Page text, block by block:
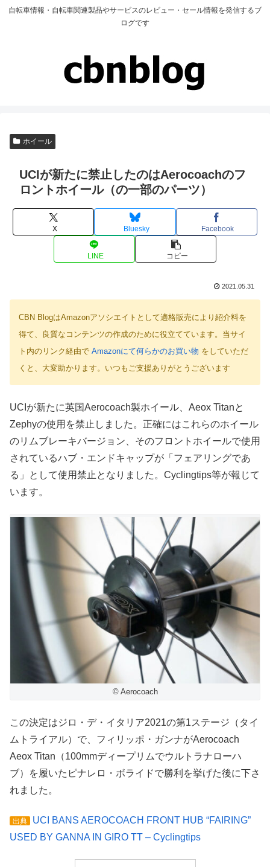
自転車情報・自転車関連製品やサービスのレビュー・セール情報を発信するブ
ログです
ホイール
UCIが新たに禁止したのはAerocoachのフ
ロントホイール（の一部のパーツ）
X Bluesky Facebook
LINE コピー
2021.05.31
CBN BlogはAmazonアソシエイトとして適格販売により紹介料を
得て、良質なコンテンツの作成のために役立てています。当サイ
ト内のリンク経由で Amazonにて何らかのお買い物 をしていただ
くと、大変助かります。いつもご支援ありがとうございます
UCIが新たに英国Aerocoach製ホイール、Aeox Titanと
Zephyの使用を禁止しました。正確にはこれらのホイール
のリムブレーキバージョン、そのフロントホイールで使用
されているハブ・エンドキャップが「フェアリングであ
る」として使用禁止となりました。Cyclingtips等が報じて
います。
© Aerocoach
この決定はジロ・デ・イタリア2021の第1ステージ（タイ
ムトライアル）で、フィリッポ・ガンナがAerocoach
Aeox Titan（100mmディープリムでウルトラナローハ
ブ）を履いたピナレロ・ボライドで勝利を挙げた後に下さ
れました。
出典
UCI BANS AEROCOACH FRONT HUB “FAIRING”
USED BY GANNA IN GIRO TT – Cyclingtips